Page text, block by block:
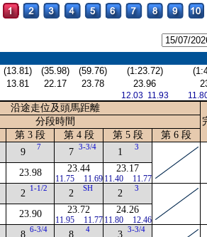
(13.81) (35.98) (59.76) (1:23.72)
13.81 22.17 23.78 23.96
12.03 11.93
沿途走位及頭馬距離
分段時間
第 3 段 第 4 段 第 5 段 第 6 段
9 7
23.98
7 3-3/4
23.44
11.75 11.69
1 3
23.17
11.40 11.77
2 1-1/2
23.90
2 SH
23.72
11.95 11.77
2 3
24.26
11.80 12.46
8 6-3/4 8 4 3 3-3/4